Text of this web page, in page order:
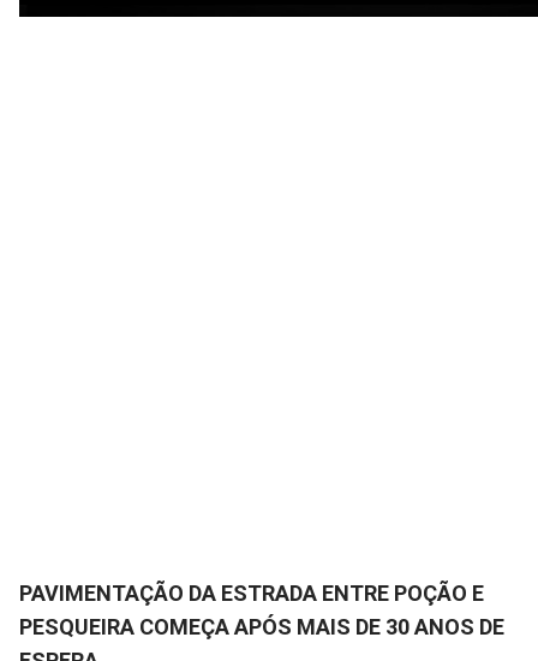
PAVIMENTAÇÃO DA ESTRADA ENTRE POÇÃO E
PESQUEIRA COMEÇA APÓS MAIS DE 30 ANOS DE